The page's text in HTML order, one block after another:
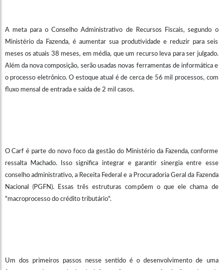
A meta para o Conselho Administrativo de Recursos Fiscais, segundo o
Ministério da Fazenda, é aumentar sua produtividade e reduzir para seis
meses os atuais 38 meses, em média, que um recurso leva para ser julgado.
Além da nova composição, serão usadas novas ferramentas de informática e
o processo eletrônico. O estoque atual é de cerca de 56 mil processos, com
fluxo mensal de entrada e saída de 2 mil casos.
O Carf é parte do novo foco da gestão do Ministério da Fazenda, conforme
ressalta Machado. Isso significa integrar e garantir sinergia entre esse
conselho administrativo, a Receita Federal e a Procuradoria Geral da Fazenda
Nacional (PGFN). Essas três estruturas compõem o que ele chama de
"macroprocesso do crédito tributário".
Um dos primeiros passos nesse sentido é o desenvolvimento de uma